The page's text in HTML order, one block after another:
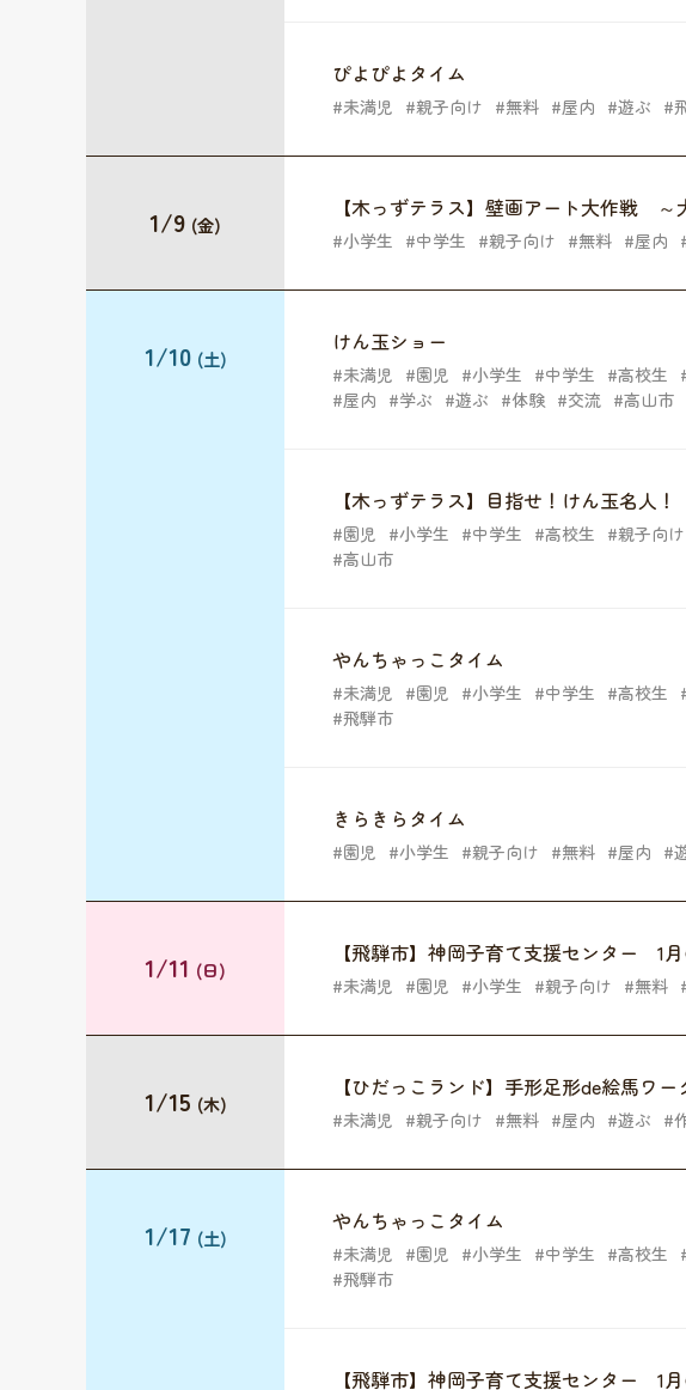
ぴよぴよタイム
未満児 親子向け 無料 屋内 遊ぶ
1/9 (金)
【木っずテラス】壁画アート大作戦 ～
小学生 中学生 親子向け 無料 屋内
1/10 (土)
けん玉ショー
未満児 園児 小学生 中学生 高校生
屋内
学ぶ 遊ぶ 体験 交流 高山市
【木っずテラス】目指せ！けん玉名人
園児 小学生 中学生 高校生 親子向け
高山市
やんちゃっこタイム
未満児 園児 小学生 中学生 高校生
飛騨市
きらきらタイム
園児 小学生 親子向け 無料 屋内
1/11 (日)
【飛騨市】神岡子育て支援センター 1
未満児 園児 小学生 親子向け 無料
1/15 (木)
【ひだっこランド】手形足形de絵馬ワ
未満児 親子向け 無料 屋内 遊ぶ
1/17 (土)
やんちゃっこタイム
未満児 園児 小学生 中学生 高校生
飛騨市
【飛騨市】神岡子育て支援センター 1